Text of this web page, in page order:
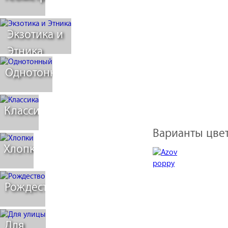
Варианты
Экзотика и
Этника
Однотонный
Классика
Хлопки
Рождество